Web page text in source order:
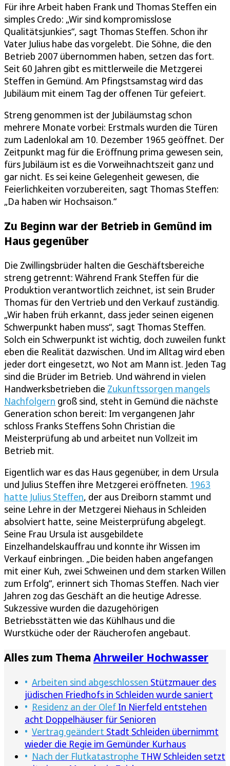
Für ihre Arbeit haben Frank und Thomas Steffen ein
simples Credo: „Wir sind kompromisslose
Qualitätsjunkies“, sagt Thomas Steffen. Schon ihr
Vater Julius habe das vorgelebt. Die Söhne, die den
Betrieb 2007 übernommen haben, setzen das fort.
Seit 60 Jahren gibt es mittlerweile die Metzgerei
Steffen in Gemünd. Am Pfingstsamstag wird das
Jubiläum mit einem Tag der offenen Tür gefeiert.
Streng genommen ist der Jubiläumstag schon
mehrere Monate vorbei: Erstmals wurden die Türen
zum Ladenlokal am 10. Dezember 1965 geöffnet. Der
Zeitpunkt mag für die Eröffnung prima gewesen sein,
fürs Jubiläum ist es die Vorweihnachtszeit ganz und
gar nicht. Es sei keine Gelegenheit gewesen, die
Feierlichkeiten vorzubereiten, sagt Thomas Steffen:
„Da haben wir Hochsaison.“
Zu Beginn war der Betrieb in Gemünd im
Haus gegenüber
Die Zwillingsbrüder halten die Geschäftsbereiche
streng getrennt: Während Frank Steffen für die
Produktion verantwortlich zeichnet, ist sein Bruder
Thomas für den Vertrieb und den Verkauf zuständig.
„Wir haben früh erkannt, dass jeder seinen eigenen
Schwerpunkt haben muss“, sagt Thomas Steffen.
Solch ein Schwerpunkt ist wichtig, doch zuweilen funkt
eben die Realität dazwischen. Und im Alltag wird eben
jeder dort eingesetzt, wo Not am Mann ist. Jeden Tag
sind die Brüder im Betrieb. Und während in vielen
Handwerksbetrieben die Zukunftssorgen mangels
Nachfolgern groß sind, steht in Gemünd die nächste
Generation schon bereit: Im vergangenen Jahr
schloss Franks Steffens Sohn Christian die
Meisterprüfung ab und arbeitet nun Vollzeit im
Betrieb mit.
Eigentlich war es das Haus gegenüber, in dem Ursula
und Julius Steffen ihre Metzgerei eröffneten. 1963
hatte Julius Steffen, der aus Dreiborn stammt und
seine Lehre in der Metzgerei Niehaus in Schleiden
absolviert hatte, seine Meisterprüfung abgelegt.
Seine Frau Ursula ist ausgebildete
Einzelhandelskauffrau und konnte ihr Wissen im
Verkauf einbringen. „Die beiden haben angefangen
mit einer Kuh, zwei Schweinen und dem starken Willen
zum Erfolg“, erinnert sich Thomas Steffen. Nach vier
Jahren zog das Geschäft an die heutige Adresse.
Sukzessive wurden die dazugehörigen
Betriebsstätten wie das Kühlhaus und die
Wurstküche oder der Räucherofen angebaut.
Alles zum Thema Ahrweiler Hochwasser
Arbeiten sind abgeschlossen Stützmauer des
jüdischen Friedhofs in Schleiden wurde saniert
Residenz an der Olef In Nierfeld entstehen
acht Doppelhäuser für Senioren
Vertrag geändert Stadt Schleiden übernimmt
wieder die Regie im Gemünder Kurhaus
Nach der Flutkatastrophe THW Schleiden setzt